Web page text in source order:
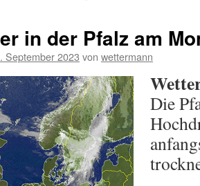
in der Pfalz am
September 2023 von wettermann
Die